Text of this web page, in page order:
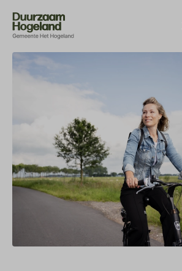
Navigatie
overslaan